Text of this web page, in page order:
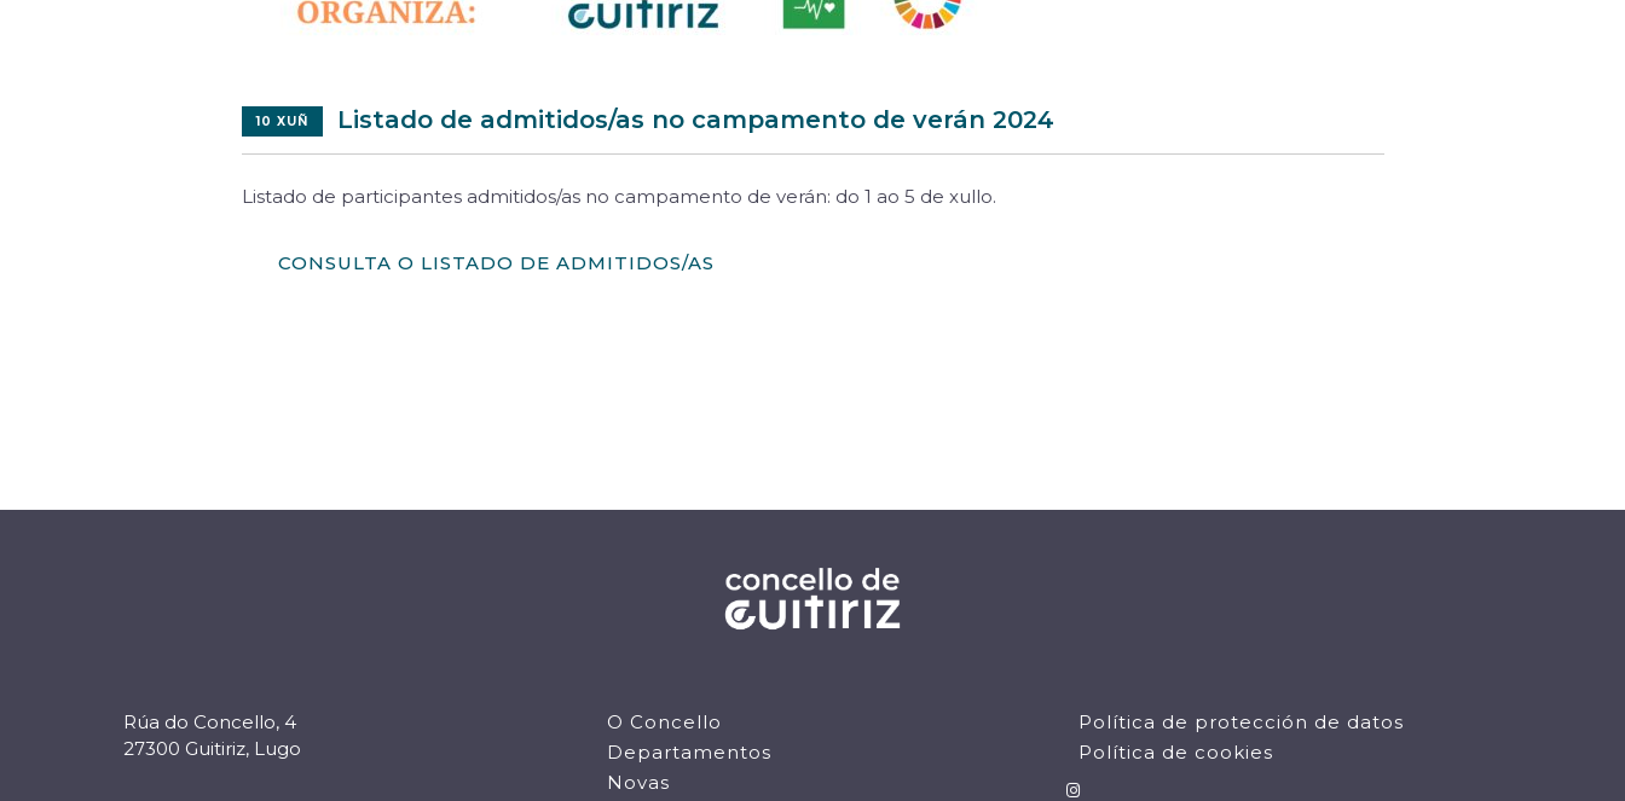
10 XUÑ Listado de admitidos/as no campamento de verán 2024
Listado de participantes admitidos/as no campamento de verán: do 1 ao 5 de xullo.
CONSULTA O LISTADO DE ADMITIDOS/AS
Rúa do Concello, 4
27300 Guitiriz, Lugo
O Concello
Departamentos
Novas
Política de protección de datos
Política de cookies